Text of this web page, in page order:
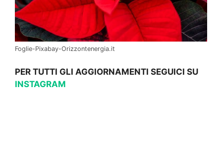
Foglie-Pixabay-Orizzontenergia.it
PER TUTTI GLI AGGIORNAMENTI SEGUICI SU
INSTAGRAM